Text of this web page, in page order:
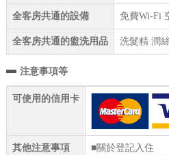
全客房共通的設備 免費Wi-Fi
全客房共通的盥洗用品 洗髮精 潤
注意事項等
可使用的信用卡
其他注意事項
■關於登記入住